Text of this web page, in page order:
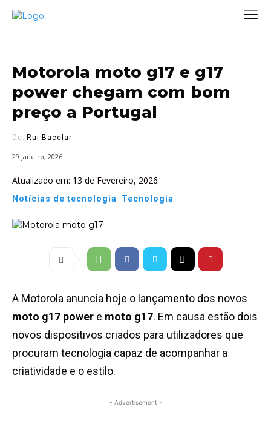
Motorola moto g17 e g17
power chegam com bom
preço a Portugal
De: Rui Bacelar
29 Janeiro, 2026
Atualizado em: 13 de Fevereiro, 2026
Notícias de tecnologia Tecnologia
A Motorola anuncia hoje o lançamento dos novos
moto g17 power e moto g17. Em causa estão dois
novos dispositivos criados para utilizadores que
procuram tecnologia capaz de acompanhar a
criatividade e o estilo.
- Advertisement -